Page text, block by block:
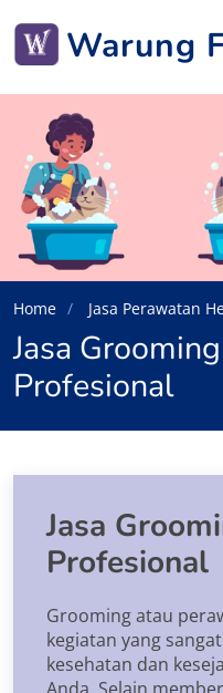
Warung
Home Jasa Perawatan
Jasa
Profesional
Jasa
Profesional
Grooming atau
kegiatan yang
kesehatan dan